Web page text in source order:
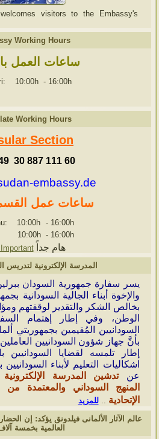
visitors to the Embassy's
Working Hours
ساعات العمل
10:00h - 16:00h
Working Hours
Section
30 887 111 60
embassy.de
ساعات عمل
10:00h - 16:00h
10:00h - 16:00h
هام جداً
المدرسة الإلكترونية لتدريس
يسر سفارة جمهورية السودان
والإخوة أبناء الجالية السودانية
بخالص الشكر والتقدير لوقفتهم
الوطن، وفي إطار إهتمام
السودانيين المُقيمين بجمهوريتي
بأنَّ جهاز شؤون السودانيين
إطار تلمسه لقضايا السودانيين
اشكاليات التعليم لأبناء السودانيين
عنتدشين المدرسة
المنهج السوداني والمعتمدة من
الإتحادية ..للمزيد
عالم الآثار الألمانى فيلدونق يؤكد: إن
العالمية بخمسة